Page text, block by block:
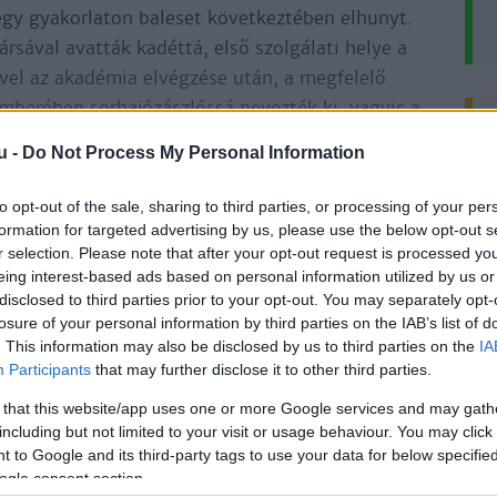
- Do Not Process My Personal Information
opt-out of the sale, sharing to third parties, or processing of your
for targeted advertising by us, please use the below opt-out
selection. Please note that after your opt-out request is processed
interest-based ads based on personal information utilized by us
to third parties prior to your opt-out. You may separately
of your personal information by third parties on the IAB’s list of
This information may also be disclosed by us to third parties on the
Participants that may further disclose it to other third parties.
that this website/app uses one or more Google services and may
but not limited to your visit or usage behaviour. You may
to Google and its third-party tags to use your data for below
consent section.
gya­kor­la­ton baleset kö­vet­kez­té­ben el­hunyt.
avat­ták ka­dét­tá, el­ső szol­gá­la­ti he­lye a
az aka­dé­mia el­vég­zé­se után, a meg­fe­le­lő
sor­ha­jó­zász­lós­sá ne­vez­ték ki, vagyis a
a Novara parancsnoki hídján
tisz­ti­ka­rá­ban a ma­gyar nem­
kö­rül ala­kult. A törzs­tisz­tek kö­zött azon­
zö­mük né­hány éven be­lül el­hagy­ta a flot­tát,
kar­rier­jét. A legis­mer­tebb ki­vé­tel Hor­thy Mik­
ha­di­ten­ge­ré­szet­hez, de ő volt a kiegye­zés után
be­ke­rült a ten­ger­na­gyi kar­ba.
mindössze 200 Ft-ért, és olvassa a teljes